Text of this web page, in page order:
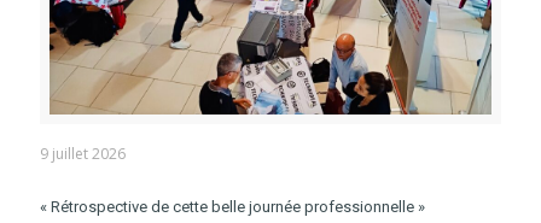
9 juillet 2026
« Rétrospective de cette belle journée professionnelle »